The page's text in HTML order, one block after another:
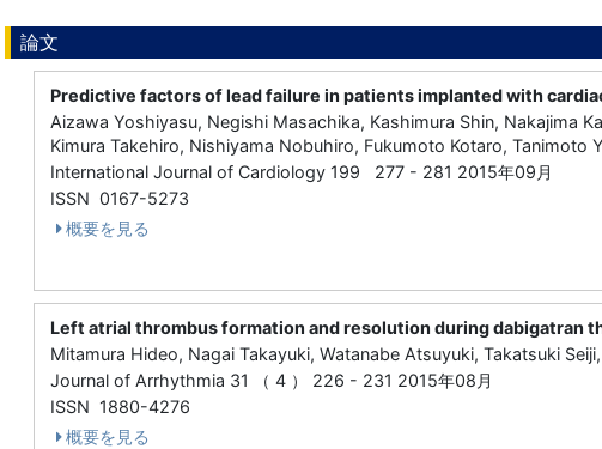
論文
Predictive factors of lead failure in patients implanted with
Aizawa Yoshiyasu, Negishi Masachika, Kashimura Shin, Nakajima
Kimura Takehiro, Nishiyama Nobuhiro, Fukumoto Kotaro, Tanimoto
International Journal of Cardiology 199 277 - 281 2015年09月
ISSN 0167-5273
概要を見る
Left atrial thrombus formation and resolution during dabigatran
Mitamura Hideo, Nagai Takayuki, Watanabe Atsuyuki, Takatsuki
Journal of Arrhythmia 31 （ 4 ） 226 - 231 2015年08月
ISSN 1880-4276
概要を見る